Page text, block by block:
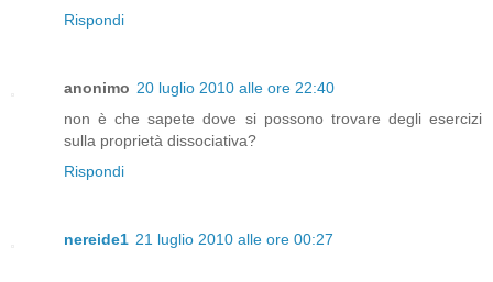
Rispondi
anonimo 20 luglio 2010 alle ore 22:40
non è che sapete dove si possono trovare degli esercizi
sulla proprietà dissociativa?
Rispondi
nereide1 21 luglio 2010 alle ore 00:27